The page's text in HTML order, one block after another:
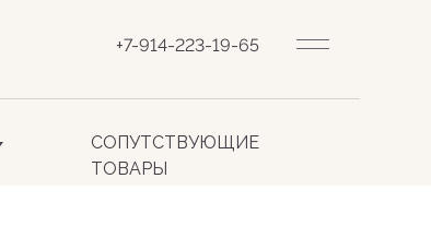
+7-914-223-19-65
СОПУТСТВУЮЩИЕ
ТОВАРЫ